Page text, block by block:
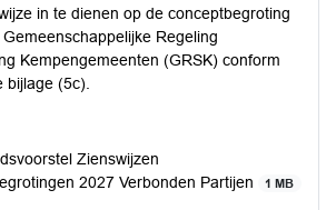
in te dienen op de conceptbegroting
Regeling
Kempengemeenten (GRSK) conform
bijlage (5c).
Zienswijzen
2027 Verbonden Partijen
1 MB